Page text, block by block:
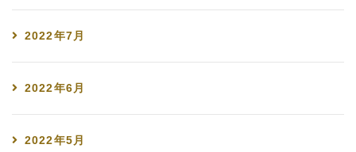
2022年7月
2022年6月
2022年5月